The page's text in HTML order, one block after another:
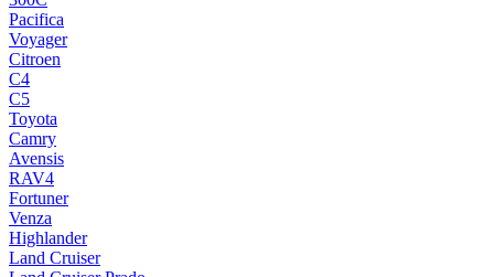
Pacifica
Voyager
Citroen
C4
C5
Toyota
Camry
Avensis
RAV4
Fortuner
Venza
Highlander
Land Cruiser